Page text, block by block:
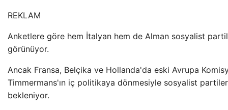
REKLAM
Anketlere göre hem İtalyan hem de Alman sosyalist
görünüyor.
Ancak Fransa, Belçika ve Hollanda'da eski Avrupa
Timmermans'ın iç politikaya dönmesiyle sosyalist
bekleniyor.